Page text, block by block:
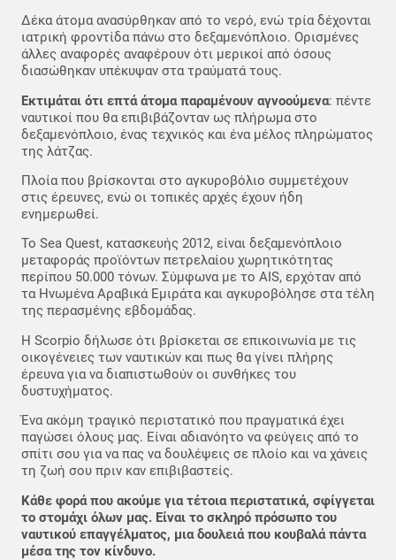
Δέκα άτομα ανασύρθηκαν από το νερό, ενώ τρία δέχονται
ιατρική φροντίδα πάνω στο δεξαμενόπλοιο. Ορισμένες
άλλες αναφορές αναφέρουν ότι μερικοί από όσους
διασώθηκαν υπέκυψαν στα τραύματά τους.
Εκτιμάται ότι επτά άτομα παραμένουν αγνοούμενα: πέντε
ναυτικοί που θα επιβιβάζονταν ως πλήρωμα στο
δεξαμενόπλοιο, ένας τεχνικός και ένα μέλος πληρώματος
της λάτζας.
Πλοία που βρίσκονται στο αγκυροβόλιο συμμετέχουν
στις έρευνες, ενώ οι τοπικές αρχές έχουν ήδη
ενημερωθεί.
Το Sea Quest, κατασκευής 2012, είναι δεξαμενόπλοιο
μεταφοράς προϊόντων πετρελαίου χωρητικότητας
περίπου 50.000 τόνων. Σύμφωνα με το AIS, ερχόταν από
τα Ηνωμένα Αραβικά Εμιράτα και αγκυροβόλησε στα τέλη
της περασμένης εβδομάδας.
Η Scorpio δήλωσε ότι βρίσκεται σε επικοινωνία με τις
οικογένειες των ναυτικών και πως θα γίνει πλήρης
έρευνα για να διαπιστωθούν οι συνθήκες του
δυστυχήματος.
Ένα ακόμη τραγικό περιστατικό που πραγματικά έχει
παγώσει όλους μας. Είναι αδιανόητο να φεύγεις από το
σπίτι σου για να πας να δουλέψεις σε πλοίο και να χάνεις
τη ζωή σου πριν καν επιβιβαστείς.
Κάθε φορά που ακούμε για τέτοια περιστατικά, σφίγγεται
το στομάχι όλων μας. Είναι το σκληρό πρόσωπο του
ναυτικού επαγγέλματος, μια δουλειά που κουβαλά πάντα
μέσα της τον κίνδυνο.